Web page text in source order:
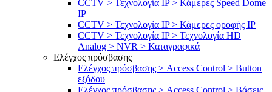
CCTV > Τεχνολογία IP > Κάμερες Speed Dome
IP
CCTV > Τεχνολογία IP > Κάμερες οροφής IP
CCTV > Τεχνολογία IP > Τεχνολογία HD
Analog > NVR > Καταγραφικά
Ελέγχος πρόσβασης
Ελέγχος πρόσβασης > Access Control > Button
εξόδου
Ελέγχος πρόσβασης > Access Control > Βάσεις